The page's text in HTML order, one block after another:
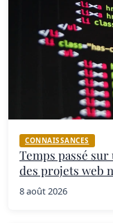
CONNAISSANCES
Temps passé
des projets web
8 août 2026